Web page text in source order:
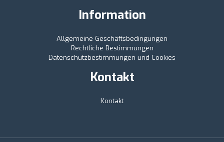
Information
Allgemeine Geschäftsbedingungen
Rechtliche Bestimmungen
Datenschutzbestimmungen und Cookies
Kontakt
Kontakt